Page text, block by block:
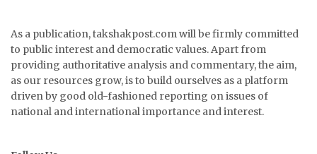
As a publication, takshakpost.com will be firmly committed
to public interest and democratic values. Apart from
providing authoritative analysis and commentary, the aim,
as our resources grow, is to build ourselves as a platform
driven by good old-fashioned reporting on issues of
national and international importance and interest.